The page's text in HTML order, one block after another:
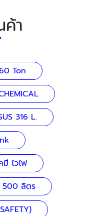
า
Ton
316 L.
มี ไวไฟ
500 ลิตร